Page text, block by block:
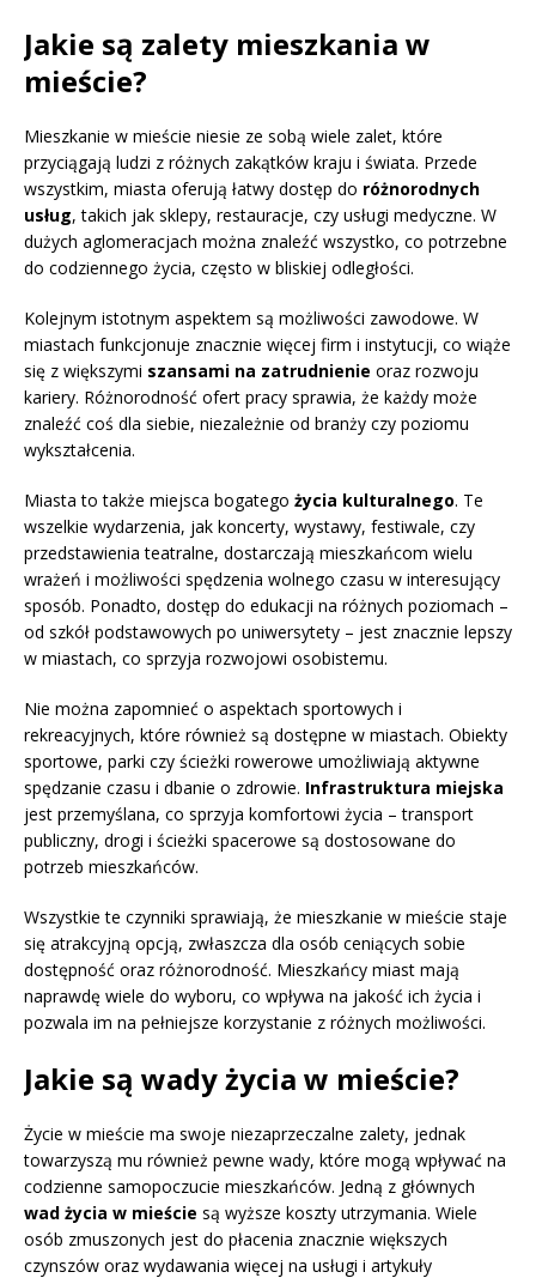
Jakie są zalety mieszkania w
mieście?
Mieszkanie w mieście niesie ze sobą wiele zalet, które
przyciągają ludzi z różnych zakątków kraju i świata. Przede
wszystkim, miasta oferują łatwy dostęp do różnorodnych
usług, takich jak sklepy, restauracje, czy usługi medyczne. W
dużych aglomeracjach można znaleźć wszystko, co potrzebne
do codziennego życia, często w bliskiej odległości.
Kolejnym istotnym aspektem są możliwości zawodowe. W
miastach funkcjonuje znacznie więcej firm i instytucji, co wiąże
się z większymi szansami na zatrudnienie oraz rozwoju
kariery. Różnorodność ofert pracy sprawia, że każdy może
znaleźć coś dla siebie, niezależnie od branży czy poziomu
wykształcenia.
Miasta to także miejsca bogatego życia kulturalnego. Te
wszelkie wydarzenia, jak koncerty, wystawy, festiwale, czy
przedstawienia teatralne, dostarczają mieszkańcom wielu
wrażeń i możliwości spędzenia wolnego czasu w interesujący
sposób. Ponadto, dostęp do edukacji na różnych poziomach –
od szkół podstawowych po uniwersytety – jest znacznie lepszy
w miastach, co sprzyja rozwojowi osobistemu.
Nie można zapomnieć o aspektach sportowych i
rekreacyjnych, które również są dostępne w miastach. Obiekty
sportowe, parki czy ścieżki rowerowe umożliwiają aktywne
spędzanie czasu i dbanie o zdrowie. Infrastruktura miejska
jest przemyślana, co sprzyja komfortowi życia – transport
publiczny, drogi i ścieżki spacerowe są dostosowane do
potrzeb mieszkańców.
Wszystkie te czynniki sprawiają, że mieszkanie w mieście staje
się atrakcyjną opcją, zwłaszcza dla osób ceniących sobie
dostępność oraz różnorodność. Mieszkańcy miast mają
naprawdę wiele do wyboru, co wpływa na jakość ich życia i
pozwala im na pełniejsze korzystanie z różnych możliwości.
Jakie są wady życia w mieście?
Życie w mieście ma swoje niezaprzeczalne zalety, jednak
towarzyszą mu również pewne wady, które mogą wpływać na
codzienne samopoczucie mieszkańców. Jedną z głównych
wad życia w mieście są wyższe koszty utrzymania. Wiele
osób zmuszonych jest do płacenia znacznie większych
czynszów oraz wydawania więcej na usługi i artykuły